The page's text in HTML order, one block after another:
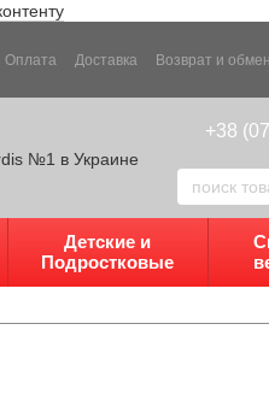
Оплата Доставка Возврат и обмен
+38
Детские и
Подростковые